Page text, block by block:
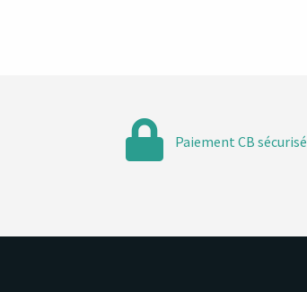
Paiement CB sécurisé